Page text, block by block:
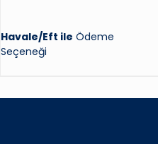
Havale/Eft ile Ödeme
Seçeneği